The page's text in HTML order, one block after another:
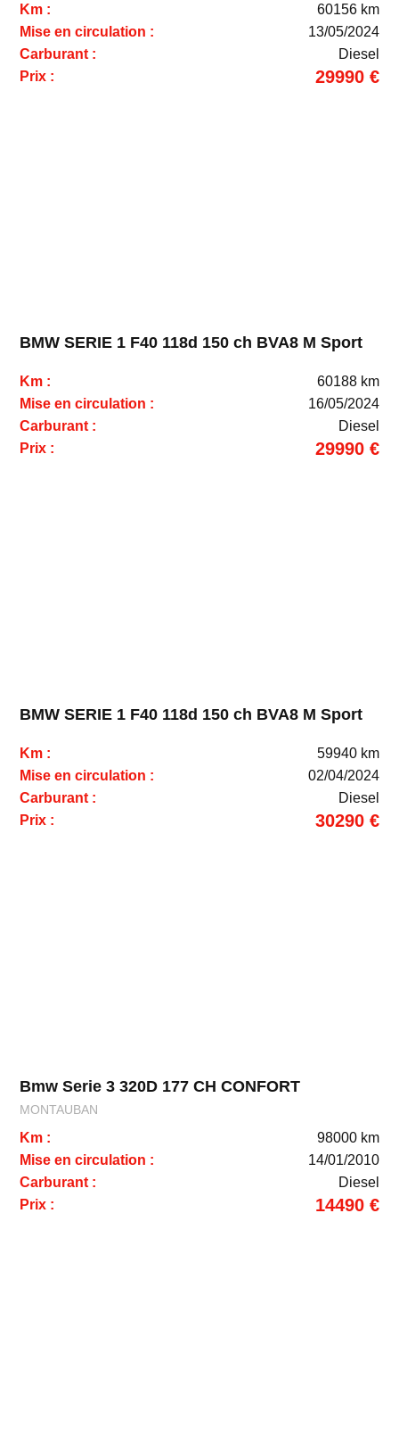
Km :
60156 km
Mise en circulation :
13/05/2024
Carburant :
Diesel
Prix :
29990 €
BMW SERIE 1 F40 118d 150 ch BVA8 M Sport
Km :
60188 km
Mise en circulation :
16/05/2024
Carburant :
Diesel
Prix :
29990 €
BMW SERIE 1 F40 118d 150 ch BVA8 M Sport
Km :
59940 km
Mise en circulation :
02/04/2024
Carburant :
Diesel
Prix :
30290 €
Bmw Serie 3 320D 177 CH CONFORT
MONTAUBAN
Km :
98000 km
Mise en circulation :
14/01/2010
Carburant :
Diesel
Prix :
14490 €